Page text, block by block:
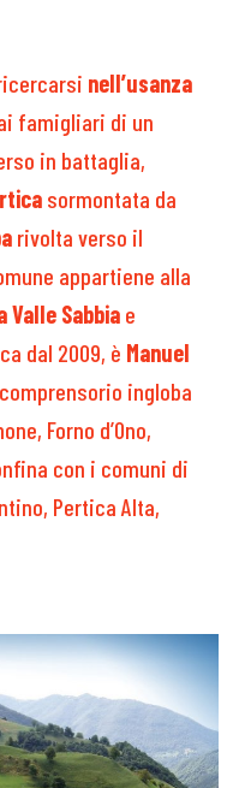
nell’usanza
famigliari di un
in battaglia,
sormontata da
rivolta verso il
appartiene alla
Valle Sabbia e
dal 2009, è Manuel
ingloba
Forno d’Ono,
con i comuni di
Pertica Alta,